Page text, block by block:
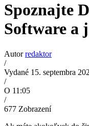
Spoznajte
Software a
Autorredaktor
/
Vydané 15. septembra
/
O 11:05
/
677 Zobrazení